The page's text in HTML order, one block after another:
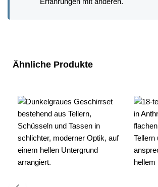
Produktgalerie überspringen
Ähnliche Produkte